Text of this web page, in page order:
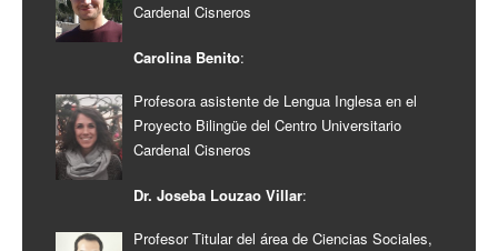
Cardenal Cisneros
Carolina Benito:
Profesora asistente de Lengua Inglesa en el
Proyecto Bilingüe del Centro Universitario
Cardenal Cisneros
Dr. Joseba Louzao Villar:
Profesor Titular del área de Ciencias Sociales,